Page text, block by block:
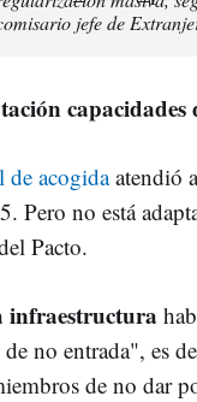
jefe de
capacidades
de acogidaatendió
Pero no está
Pacto.
infraestructura
no entrada", es
de no dar